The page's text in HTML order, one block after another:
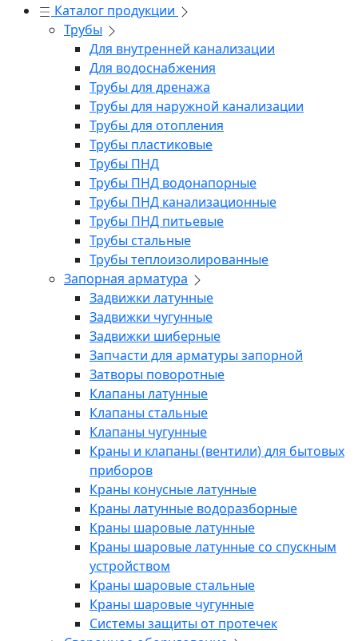
Каталог продукции
Трубы
Для внутренней канализации
Для водоснабжения
Трубы для дренажа
Трубы для наружной канализации
Трубы для отопления
Трубы пластиковые
Трубы ПНД
Трубы ПНД водонапорные
Трубы ПНД канализационные
Трубы ПНД питьевые
Трубы стальные
Трубы теплоизолированные
Запорная арматура
Задвижки латунные
Задвижки чугунные
Задвижки шиберные
Запчасти для арматуры запорной
Затворы поворотные
Клапаны латунные
Клапаны стальные
Клапаны чугунные
Краны и клапаны (вентили) для бытовых
приборов
Краны конусные латунные
Краны латунные водоразборные
Краны шаровые латунные
Краны шаровые латунные со спускным
устройством
Краны шаровые стальные
Краны шаровые чугунные
Системы защиты от протечек